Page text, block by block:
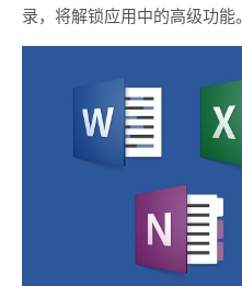
录，将解锁应用中的高级功能。